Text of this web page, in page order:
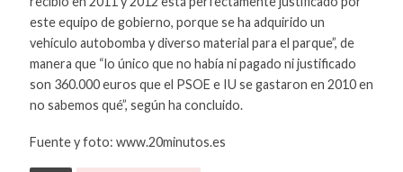
este equipo de gobierno, porque se ha adquirido un
vehículo autobomba y diverso material para el parque”, de
manera que “lo único que no había ni pagado ni justificado
son 360.000 euros que el PSOE e IU se gastaron en 2010 en
no sabemos qué”, según ha concluido.
Fuente y foto: www.20minutos.es